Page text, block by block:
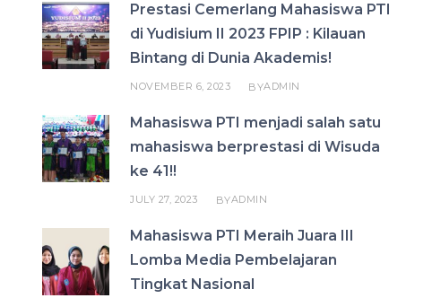
Prestasi Cemerlang Mahasiswa PTI
di Yudisium II 2023 FPIP : Kilauan
Bintang di Dunia Akademis!
NOVEMBER 6, 2023 BYADMIN
Mahasiswa PTI menjadi salah satu
mahasiswa berprestasi di Wisuda
ke 41!!
JULY 27, 2023 BYADMIN
Mahasiswa PTI Meraih Juara III
Lomba Media Pembelajaran
Tingkat Nasional